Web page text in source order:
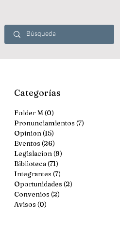
Categorías
Folder M(0)
Pronunciamientos (7)
Opinion(15)
Eventos (26)
Legislacion(9)
Biblioteca(71)
Integrantes (7)
Oportunidades (2)
Convenios (2)
Avisos (0)